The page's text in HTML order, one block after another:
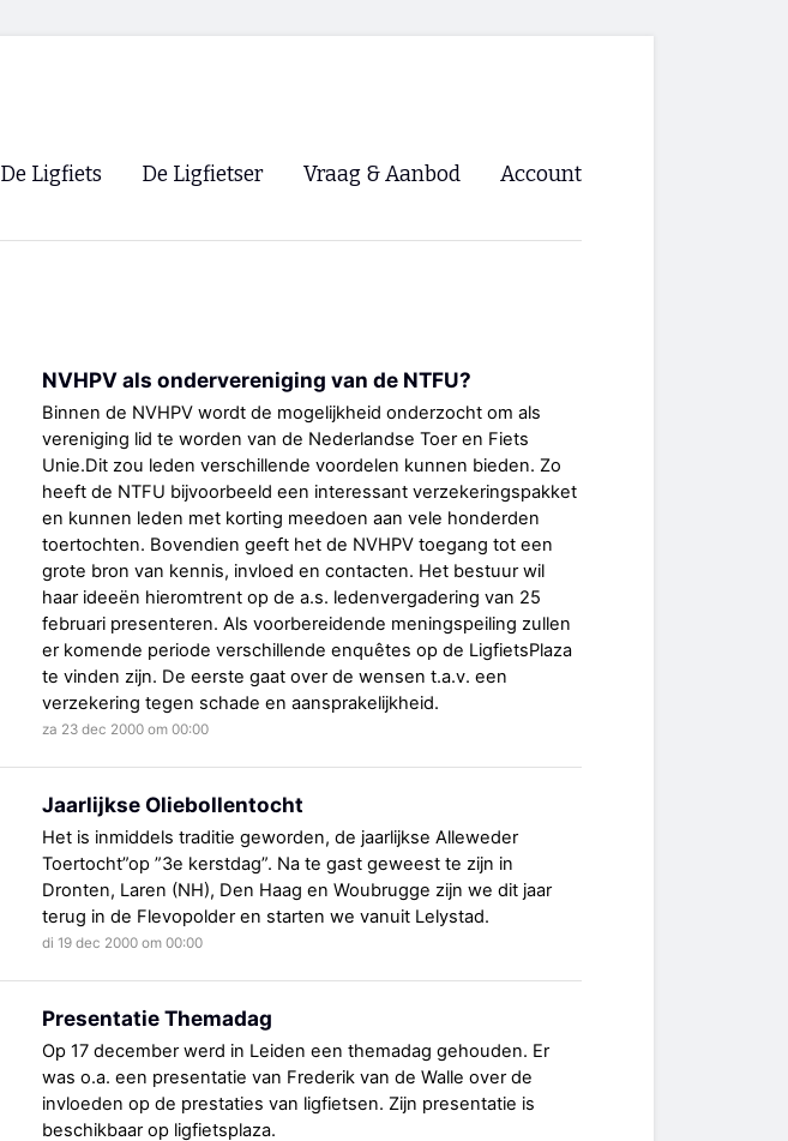
De Ligfiets De Ligfietser
Lokale Fietsverenigingen
EHPVA & EuSupino 🡺
Forum ligfietsers.nl 🡺
Vraag & Aanbod Account
NVHPV als ondervereniging van de NTFU?
Binnen de NVHPV wordt de mogelijkheid onderzocht om als
vereniging lid te worden van de Nederlandse Toer en Fiets
Unie.Dit zou leden verschillende voordelen kunnen bieden. Zo
heeft de NTFU bijvoorbeeld een interessant verzekeringspakket
en kunnen leden met korting meedoen aan vele honderden
toertochten. Bovendien geeft het de NVHPV toegang tot een
grote bron van kennis, invloed en contacten. Het bestuur wil
haar ideeën hieromtrent op de a.s. ledenvergadering van 25
februari presenteren. Als voorbereidende meningspeiling zullen
er komende periode verschillende enquêtes op de LigfietsPlaza
te vinden zijn. De eerste gaat over de wensen t.a.v. een
verzekering tegen schade en aansprakelijkheid.
za 23 dec 2000 om 00:00
Jaarlijkse Oliebollentocht
Het is inmiddels traditie geworden, de jaarlijkse Alleweder
Toertocht”op ”3e kerstdag”. Na te gast geweest te zijn in
Dronten, Laren (NH), Den Haag en Woubrugge zijn we dit jaar
terug in de Flevopolder en starten we vanuit Lelystad.
di 19 dec 2000 om 00:00
Presentatie Themadag
Op 17 december werd in Leiden een themadag gehouden. Er
was o.a. een presentatie van Frederik van de Walle over de
invloeden op de prestaties van ligfietsen. Zijn presentatie is
beschikbaar op ligfietsplaza.